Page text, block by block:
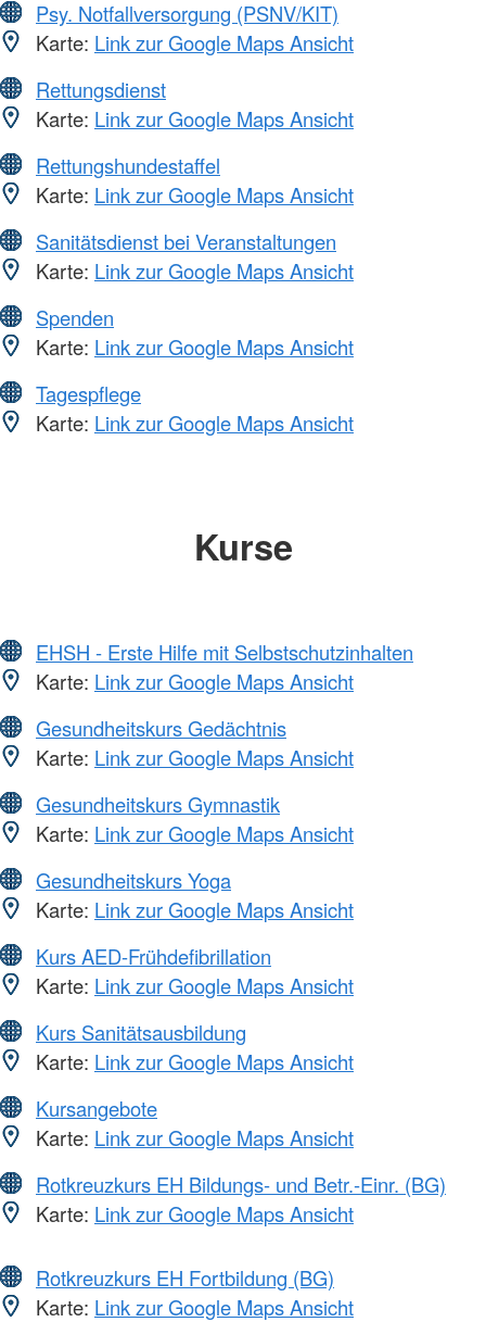
Psy. Notfallversorgung (PSNV/KIT)
Karte: Link zur Google Maps Ansicht
Rettungsdienst
Karte: Link zur Google Maps Ansicht
Rettungshundestaffel
Karte: Link zur Google Maps Ansicht
Sanitätsdienst bei Veranstaltungen
Karte: Link zur Google Maps Ansicht
Spenden
Karte: Link zur Google Maps Ansicht
Tagespflege
Karte: Link zur Google Maps Ansicht
Kurse
EHSH - Erste Hilfe mit Selbstschutzinhalten
Karte: Link zur Google Maps Ansicht
Gesundheitskurs Gedächtnis
Karte: Link zur Google Maps Ansicht
Gesundheitskurs Gymnastik
Karte: Link zur Google Maps Ansicht
Gesundheitskurs Yoga
Karte: Link zur Google Maps Ansicht
Kurs AED-Frühdefibrillation
Karte: Link zur Google Maps Ansicht
Kurs Sanitätsausbildung
Karte: Link zur Google Maps Ansicht
Kursangebote
Karte: Link zur Google Maps Ansicht
Rotkreuzkurs EH Bildungs- und Betr.-Einr. (BG)
Karte: Link zur Google Maps Ansicht
Rotkreuzkurs EH Fortbildung (BG)
Karte: Link zur Google Maps Ansicht